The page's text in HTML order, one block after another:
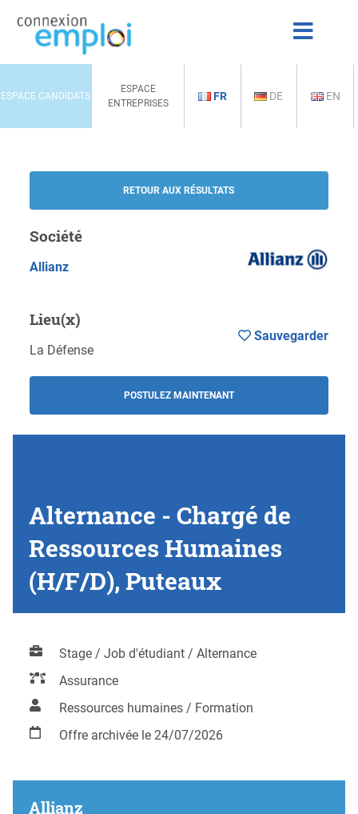
ESPACE CANDIDATS
ESPACE
ENTREPRISES
FR DE EN
RETOUR AUX RÉSULTATS
Société
Allianz
Lieu(x)
La Défense
POSTULEZ MAINTENANT
Sauvegarder
Alternance - Chargé de
Ressources Humaines
(H/F/D), Puteaux
Stage / Job d'étudiant / Alternance
Assurance
Ressources humaines / Formation
Offre archivée le 24/07/2026
Allianz